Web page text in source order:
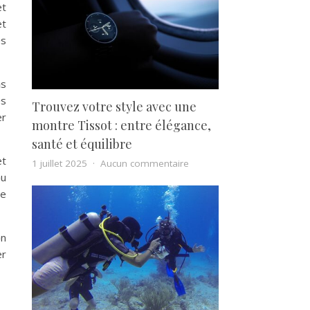
Trouvez votre style avec une
montre Tissot : entre élégance,
santé et équilibre
1 juillet 2025 Aucun commentaire